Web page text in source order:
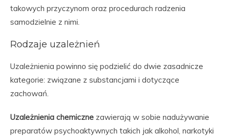
takowych przyczynom oraz procedurach radzenia
samodzielnie z nimi.
Rodzaje uzależnień
Uzależnienia powinno się podzielić do dwie zasadnicze
kategorie: związane z substancjami i dotyczące
zachowań.
Uzależnienia chemiczne zawierają w sobie nadużywanie
preparatów psychoaktywnych takich jak alkohol, narkotyki